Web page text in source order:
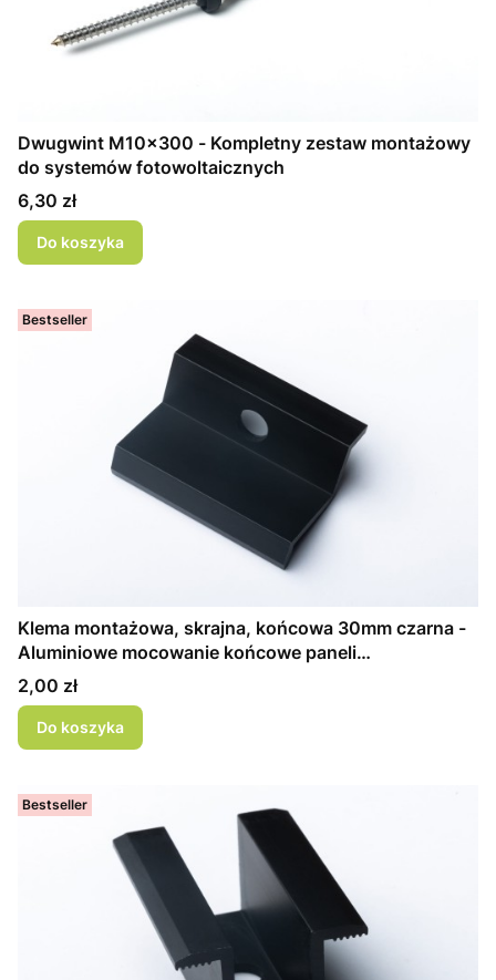
Dwugwint M10x300 - Kompletny zestaw montażowy
do systemów fotowoltaicznych
Cena
6,30 zł
Do koszyka
Bestseller
Klema montażowa, skrajna, końcowa 30mm czarna -
Aluminiowe mocowanie końcowe paneli
fotowoltaicznych
Cena
2,00 zł
Do koszyka
Bestseller